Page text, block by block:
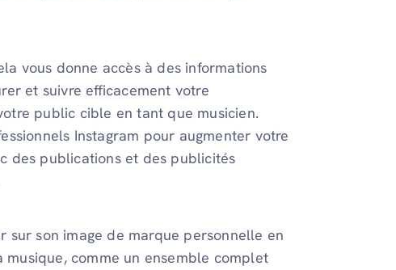
vous donne accès à des informations
et suivre efficacement votre
public cible en tant que musicien.
Instagram pour augmenter votre
des publications et des publicités
sur son image de marque personnelle en
comme un ensemble complet